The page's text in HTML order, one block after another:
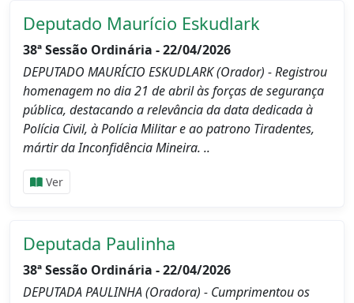
Deputado Maurício Eskudlark
38ª Sessão Ordinária - 22/04/2026
DEPUTADO MAURÍCIO ESKUDLARK (Orador) - Registrou
homenagem no dia 21 de abril às forças de segurança
pública, destacando a relevância da data dedicada à
Polícia Civil, à Polícia Militar e ao patrono Tiradentes,
mártir da Inconfidência Mineira. ..
Ver
Deputada Paulinha
38ª Sessão Ordinária - 22/04/2026
DEPUTADA PAULINHA (Oradora) - Cumprimentou os